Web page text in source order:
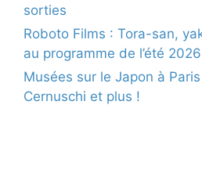
sorties
Roboto Films : Tora-san,
au programme de l’été 2026
Musées sur le Japon à
Cernuschi et plus !